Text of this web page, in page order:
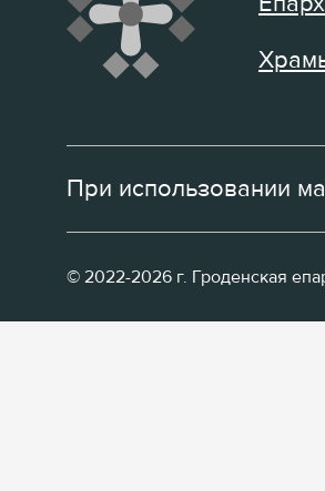
При использовании
© 2022-2026 г. Гроденская